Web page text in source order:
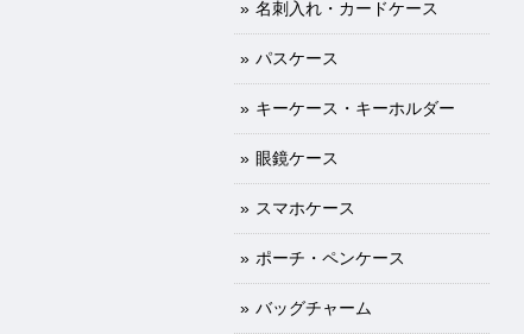
名刺入れ・カードケース
パスケース
キーケース・キーホルダー
眼鏡ケース
スマホケース
ポーチ・ペンケース
バッグチャーム